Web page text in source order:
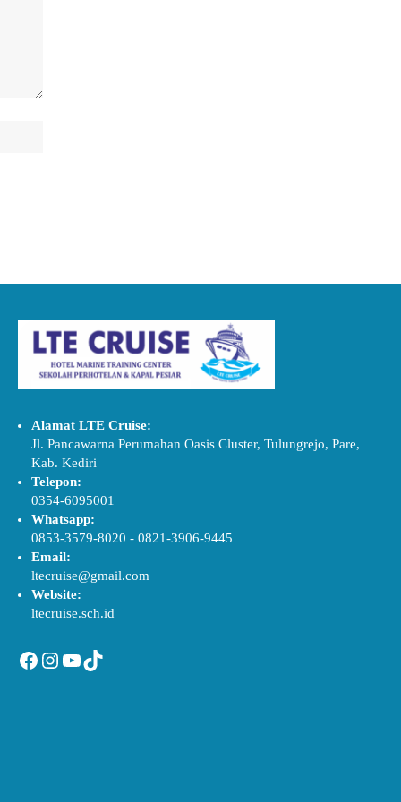
Alamat LTE Cruise:
Jl. Pancawarna Perumahan Oasis Cluster, Tulungrejo, Pare,
Kab. Kediri
Telepon:
0354-6095001
Whatsapp:
0853-3579-8020 - 0821-3906-9445
Email:
ltecruise@gmail.com
Website:
ltecruise.sch.id
Facebook
Instagram
YouTube
TikTok